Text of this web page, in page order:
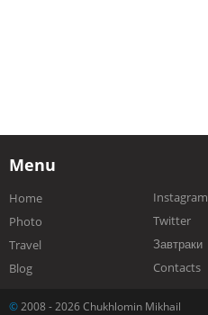
Menu
Home
Photo
Travel
Blog
Instagram
Twitter
Завтраки
Contacts
© 2008 - 2026 Chukhlomin Mikhail